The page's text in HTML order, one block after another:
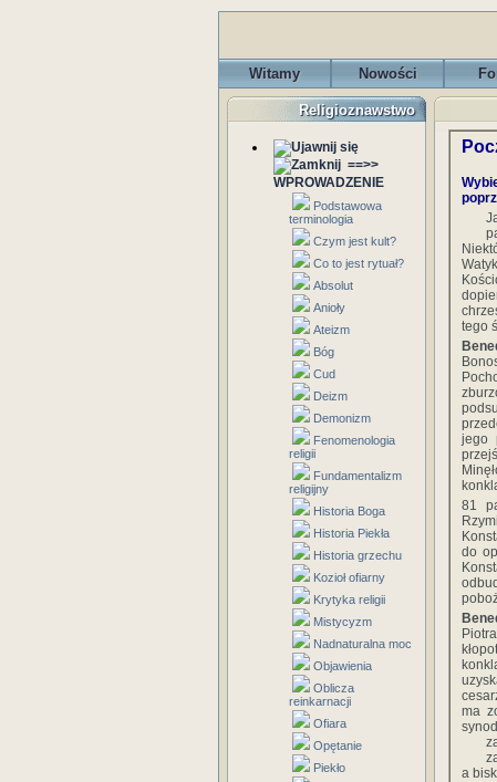
Witamy Nowości
Religioznawstwo
==>>
WPROWADZENIE
Podstawowa
terminologia
Czym jest kult?
Co to jest rytuał?
Absolut
Anioły
Ateizm
Bóg
Cud
Deizm
Demonizm
Fenomenologia
religii
Fundamentalizm
religijny
Historia Boga
Historia Piekła
Historia grzechu
Kozioł ofiarny
Krytyka religii
Mistycyzm
Nadnaturalna moc
Objawienia
Oblicza
reinkarnacji
Ofiara
Opętanie
Piekło
tego
jego
81
do
ma
a